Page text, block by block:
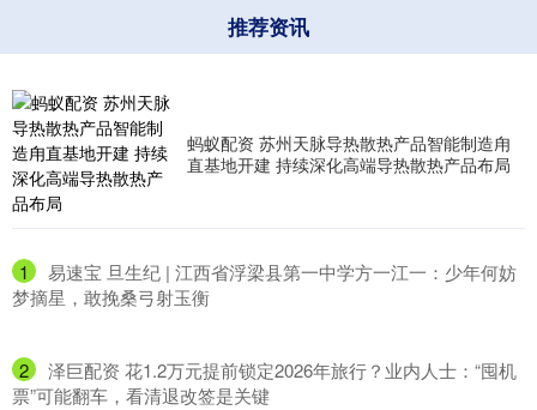
推荐资讯
蚂蚁配资 苏州天脉导热散热产品智能制造甪
直基地开建 持续深化高端导热散热产品布局
1
​易速宝 旦生纪 | 江西省浮梁县第一中学方一江一：少年何妨
梦摘星，敢挽桑弓射玉衡
2
​泽巨配资 花1.2万元提前锁定2026年旅行？业内人士：“囤机
票”可能翻车，看清退改签是关键